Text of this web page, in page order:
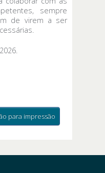
sempre
de virem a ser
para impressão